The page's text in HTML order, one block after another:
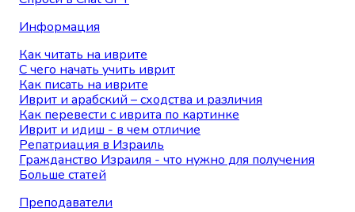
Информация
Как читать на иврите
С чего начать учить иврит
Как писать на иврите
Иврит и арабский – сходства и различия
Как перевести с иврита по картинке
Иврит и идиш - в чем отличие
Репатриация в Израиль
Гражданство Израиля - что нужно для получения
Больше статей
Преподаватели